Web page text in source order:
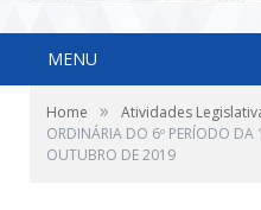
MENU
Home » Atividades
ORDINÁRIA DO 6º PERÍODO DA
OUTUBRO DE 2019